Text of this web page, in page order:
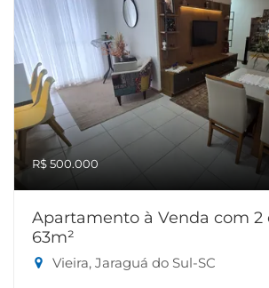
R$ 500.000
Apartamento à Venda com 2
63m²
Vieira, Jaraguá do Sul-SC